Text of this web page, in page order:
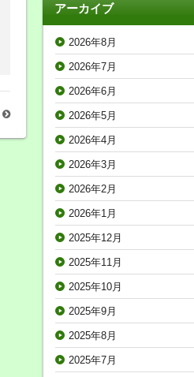
アーカイブ
2026年8月
2026年7月
2026年6月
2026年5月
2026年4月
2026年3月
2026年2月
2026年1月
2025年12月
2025年11月
2025年10月
2025年9月
2025年8月
2025年7月